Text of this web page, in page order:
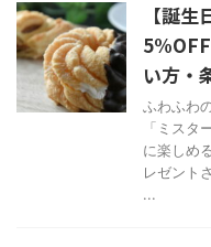
【誕
い方・
ふわふわ
「ミスタ
に楽しめ
レゼント
...